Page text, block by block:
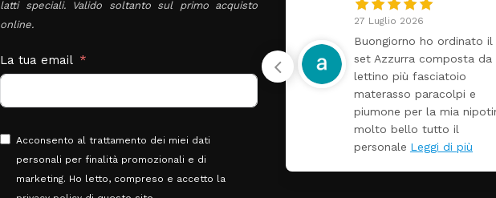
latti speciali. Valido soltanto sul primo acquisto
online.
La tua email
Acconsento al trattamento dei miei dati
personali per finalità promozionali e di
marketing. Ho letto, compreso e accetto la
gentili
27 Luglio 2026
Buongiorno ho ordinato il
set Azzurra composta da
lettino più fasciatoio
materasso paracolpi e
piumone per la mia nipotina
molto bello tutto il
personale Leggi di più